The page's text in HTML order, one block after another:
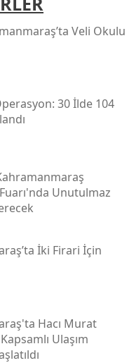
Veli Okulu
30 İlde 104
Unutulmaz
İki Firari İçin
Hacı Murat
Ulaşım